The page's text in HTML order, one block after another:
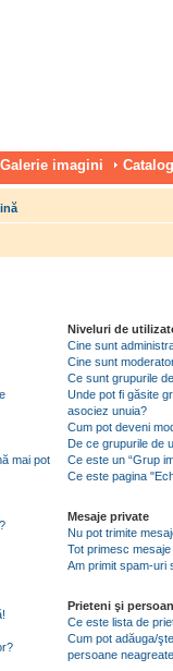
Galerie imagini
mai pot
Niveluri de
Cine sunt
Cine sunt
Ce sunt grupurile
Unde pot fi găsite
asociez unuia?
Cum pot deveni
De ce grupurile de
Ce este un “Grup
Ce este pagina
Mesaje private
Nu pot trimite
Tot primesc
Am primit spam-uri
Prieteni şi
Ce este lista de
Cum pot adăuga/
persoane